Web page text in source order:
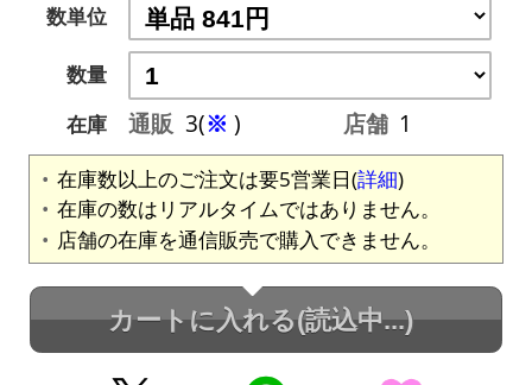
数単位
数量
在庫
通販 3(※ ) 店舗 1
在庫数以上のご注文は要5営業日(詳細)
在庫の数はリアルタイムではありません。
店舗の在庫を通信販売で購入できません。
カートに入れる(読込中...)